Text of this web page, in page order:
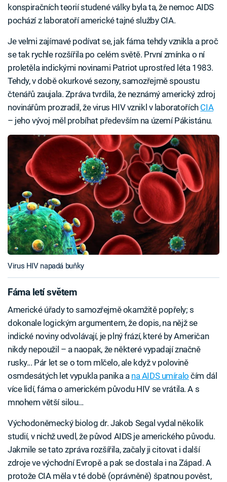
konspiračních teorií studené války byla ta, že nemoc AIDS
pochází z laboratoří americké tajné služby CIA.
Je velmi zajímavé podívat se, jak fáma tehdy vznikla a proč
se tak rychle rozšířila po celém světě. První zmínka o ní
proletěla indickými novinami Patriot uprostřed léta 1983.
Tehdy, v době okurkové sezony, samozřejmě spoustu
čtenářů zaujala. Zpráva tvrdila, že neznámý americký zdroj
novinářům prozradil, že virus HIV vznikl v laboratořích CIA
– jeho vývoj měl probíhat především na území Pákistánu.
Virus HIV napadá buňky
Fáma letí světem
Americké úřady to samozřejmě okamžitě popřely; s
dokonale logickým argumentem, že dopis, na nějž se
indické noviny odvolávají, je plný frází, které by Američan
nikdy nepoužil – a naopak, že některé vypadají značně
rusky... Pár let se o tom mlčelo, ale když v polovině
osmdesátých let vypukla panika a na AIDS umíralo čím dál
více lidí, fáma o americkém původu HIV se vrátila. A s
mnohem větší silou…
Východoněmecký biolog dr. Jakob Segal vydal několik
studií, v nichž uvedl, že původ AIDS je amerického původu.
Jakmile se tato zpráva rozšířila, začaly ji citovat i další
zdroje ve východní Evropě a pak se dostala i na Západ. A
protože CIA měla v té době (oprávněně) špatnou pověst,